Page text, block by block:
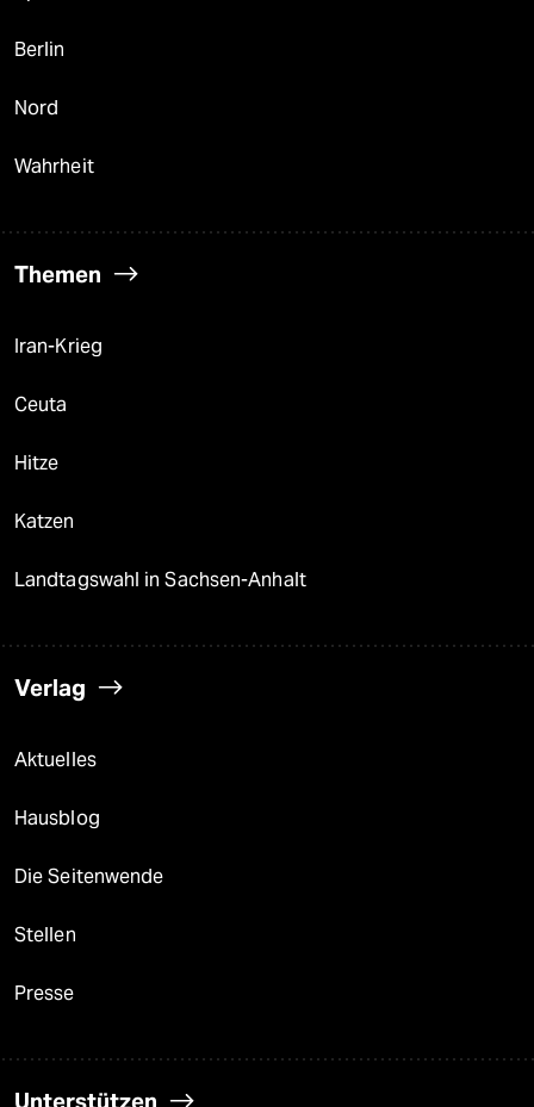
Berlin
Nord
Wahrheit
Themen
Iran-Krieg
Ceuta
Hitze
Katzen
Landtagswahl in Sachsen-Anhalt
Verlag
Aktuelles
Hausblog
Die Seitenwende
Stellen
Presse
Unterstützen